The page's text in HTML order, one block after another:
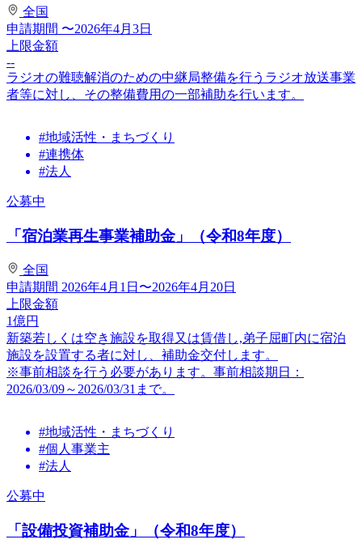
全国
申請期間 〜2026年4月3日
上限金額
--
ラジオの難聴解消のための中継局整備を行うラジオ放送事業
者等に対し、その整備費用の一部補助を行います。
#地域活性・まちづくり
#連携体
#法人
公募中
「宿泊業再生事業補助金」（令和8年度）
全国
申請期間 2026年4月1日〜2026年4月20日
上限金額
1億円
新築若しくは空き施設を取得又は賃借し,弟子屈町内に宿泊
施設を設置する者に対し、補助金交付します。
※事前相談を行う必要があります。事前相談期日：
2026/03/09～2026/03/31まで。
#地域活性・まちづくり
#個人事業主
#法人
公募中
「設備投資補助金」（令和8年度）